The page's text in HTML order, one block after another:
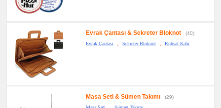
Evrak Çantası & Sekreter Bloknot
(40)
Evrak Çantası
Sekreter Bloknot Ruhsat Kabı
Masa Seti & Sümen Takımı
(29)